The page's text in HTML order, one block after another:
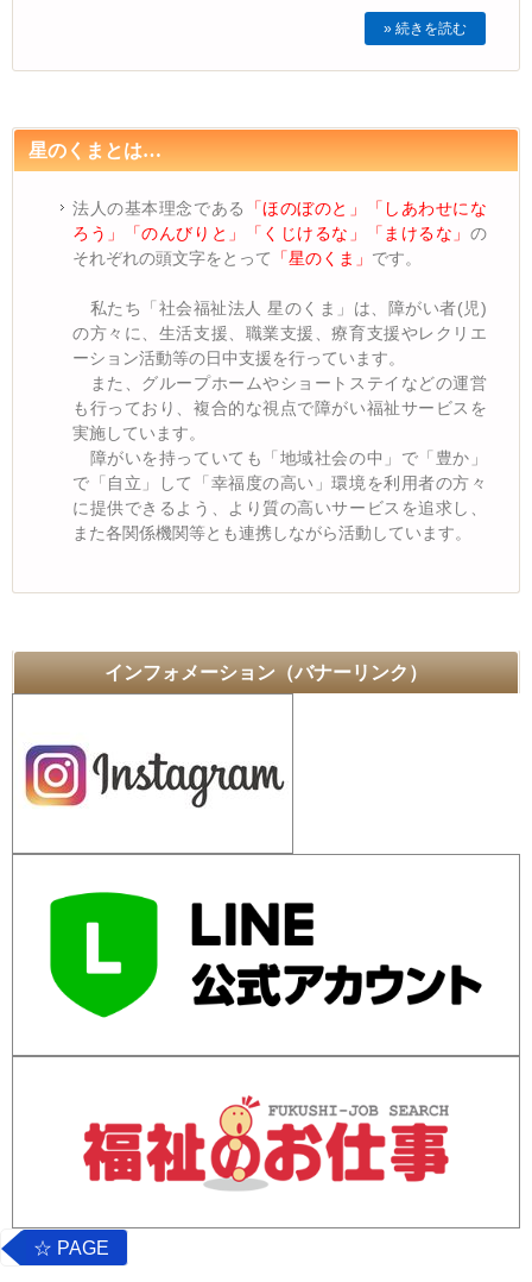
» 続きを読む
星のくまとは…
法人の基本理念である
「ほのぼのと」「しあわせにな
ろう」「のんびりと」「くじけるな」「まけるな」 の
それぞれの頭文字をとって
「星のくま」 です。
私たち「社会福祉法人 星のくま」は、障がい者(児)
の方々に、生活支援、職業支援、療育支援やレクリエ
ーション活動等の日中支援を行っています。
また、グループホームやショートステイなどの運営
も行っており、複合的な視点で障がい福祉サービスを
実施しています。
障がいを持っていても「地域社会の中」で「豊か」
で「自立」して「幸福度の高い」環境を利用者の方々
に提供できるよう、より質の高いサービスを追求し、
また各関係機関等とも連携しながら活動しています。
インフォメーション（バナーリンク）
☆ PAGE